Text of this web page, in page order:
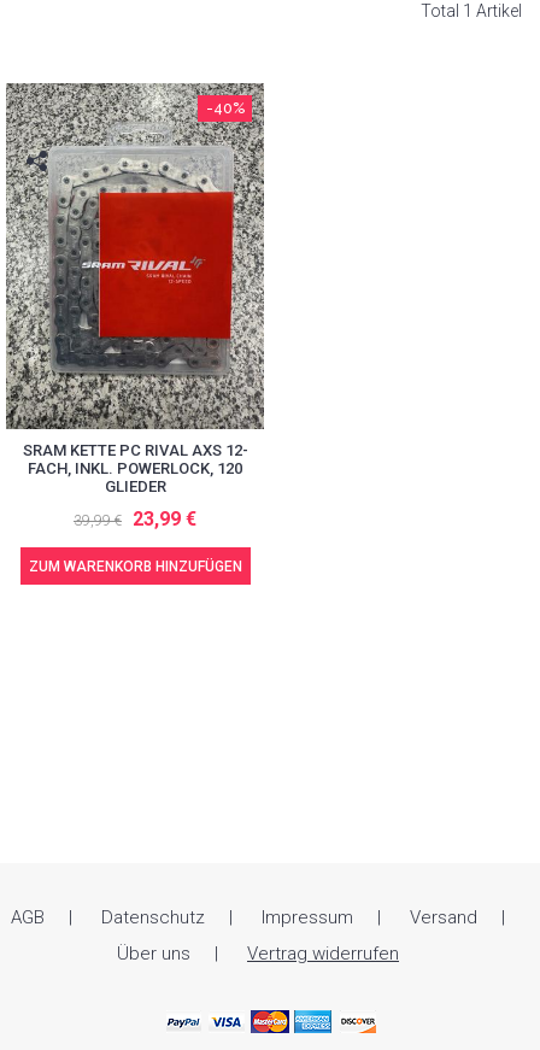
Total 1 Artikel
-40%
SRAM KETTE PC RIVAL AXS 12-
FACH, INKL. POWERLOCK, 120
GLIEDER
39,99 € 23,99 €
ZUM WARENKORB HINZUFÜGEN
AGB Datenschutz Impressum
Versand
Über uns
Vertrag widerrufen